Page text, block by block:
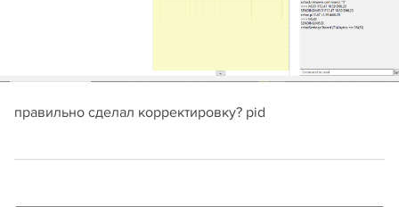
правильно сделал корректировку? pid